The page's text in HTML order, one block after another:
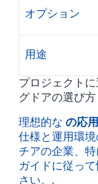
オプション
用途
プロジェクト
グドアの選び方
理想的な の応用
仕様と運用環
チアの企業、
ガイドに従っ
さい。.